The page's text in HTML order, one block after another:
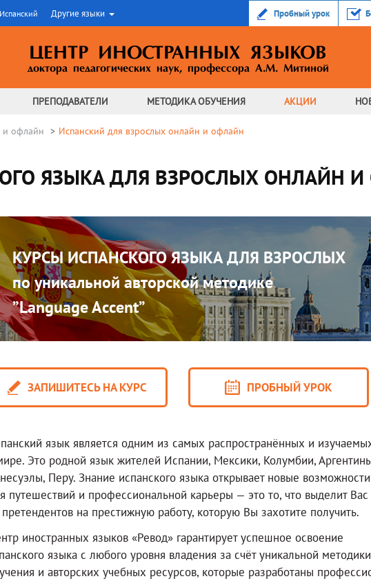
Испанский Другие языки Пробный урок
ЦЕНТР ИНОСТРАННЫХ ЯЗЫКОВ
доктора педагогических наук,профессора А.М. Митиной
ПРЕПОДАВАТЕЛИ МЕТОДИКАОБУЧЕНИЯ АКЦИИ
и офлайн Испанский для взрослых онлайн и офлайн
ЯЗЫКА ДЛЯ ВЗРОСЛЫХ ОНЛАЙН
КУРСЫ ИСПАНСКОГО ЯЗЫКА ДЛЯ ВЗРОСЛЫХ
по уникальной авторской методике
”Language Accent”
ЗАПИШИТЕСЬ НА КУРС ПРОБНЫЙ УРОК
язык является одним из самых распространённых и
Это родной язык жителей Испании, Мексики, Колумбии,
Перу. Знание испанского языка открывает новые возможности
путешествий и профессиональной карьеры — это то, что выделит Вас
на престижную работу, которую Вы захотите получить.
иностранных языков «Ревод» гарантирует успешное освоение
языка с любого уровня владения за счёт уникальной методики
и авторских учебных ресурсов, которые разработаны